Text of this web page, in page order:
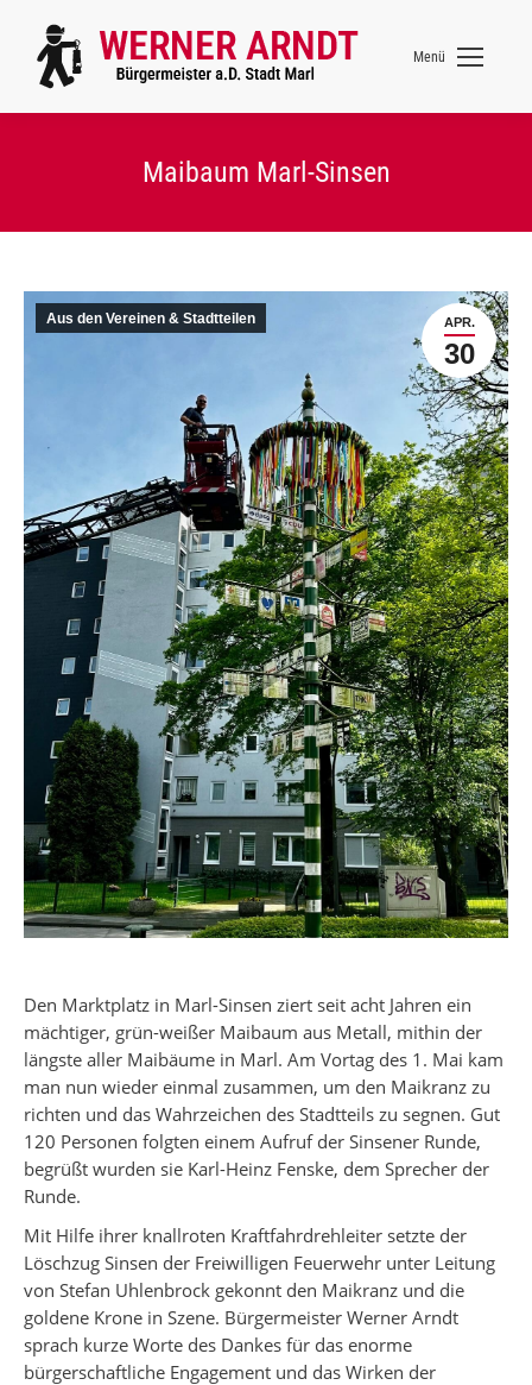
Menü
Maibaum Marl-Sinsen
APR.
30
Aus den Vereinen & Stadtteilen
Den Marktplatz in Marl-Sinsen ziert seit acht Jahren ein
mächtiger, grün-weißer Maibaum aus Metall, mithin der
längste aller Maibäume in Marl. Am Vortag des 1. Mai kam
man nun wieder einmal zusammen, um den Maikranz zu
richten und das Wahrzeichen des Stadtteils zu segnen. Gut
120 Personen folgten einem Aufruf der Sinsener Runde,
begrüßt wurden sie Karl-Heinz Fenske, dem Sprecher der
Runde.
Mit Hilfe ihrer knallroten Kraftfahrdrehleiter setzte der
Löschzug Sinsen der Freiwilligen Feuerwehr unter Leitung
von Stefan Uhlenbrock gekonnt den Maikranz und die
goldene Krone in Szene. Bürgermeister Werner Arndt
sprach kurze Worte des Dankes für das enorme
bürgerschaftliche Engagement und das Wirken der